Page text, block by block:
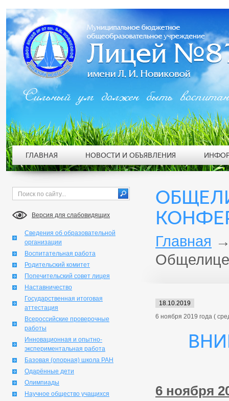
Версия для слабовидящих
Сведения об образовательной
организации
Воспитательная работа
Родительский комитет
Попечительский совет лицея
Наставничество
Государственная итоговая
аттестация
Всероссийские проверочные
работы
Инновационная и опытно-
экспериментальная работа
Базовая (опорная) школа РАН
Одарённые дети
Олимпиады
Научное общество учащихся
Главная
18.10.2019
6 ноября 2019 года (
6 ноября
Сильный ум должен быть
ГЛАВНАЯ НОВОСТИ И ОБЪЯВЛЕНИЯ